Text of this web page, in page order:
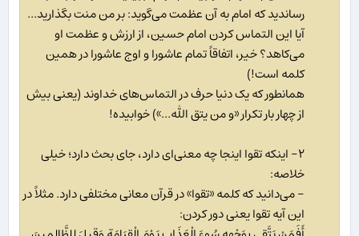
رساندید که امام به آن عظمت می‌گوید: بر من منت بگذارید...
آیا این التماس کردن امام حسین، از ارزش و عظمت او
می‌کاهد؟ خیر، اتفاقاً تمام عاشورا و اوج عاشورا در همین
کلمه است!)
همانطور که یک دنیا حرف در التماس‌های خداوند (یعنی بیش
از چهار بار تکرار «و من یتق الله...») خوابیده!
۲- اینکه تقوا اینجا چه معنی‌ای دارد، جای بحث دارد؛ خیلی
خلاصه:
- می‌دانید که کلمه «تقوا» در قرآن معانی مختلفی دارد. مثلاً در
این آیه تقوا یعنی دور کردن: